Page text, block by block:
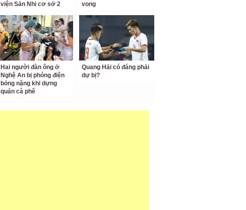
viện Sản Nhi cơ sở 2
vong
Hai người đàn ông ở
Nghệ An bị phóng điện
bỏng nặng khi dựng
quán cà phê
Quang Hải có đáng phải
dự bị?